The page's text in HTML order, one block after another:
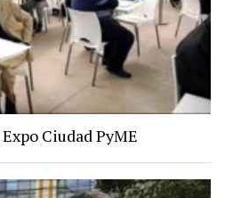
Ciudad PyME